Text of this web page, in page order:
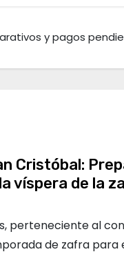
y pagos
Cristóbal:
víspera de la
perteneciente al
de zafra para